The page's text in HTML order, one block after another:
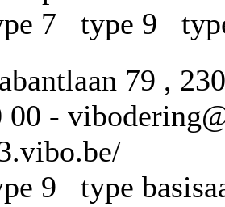
7 type 9
79 ,
00 -
9 type